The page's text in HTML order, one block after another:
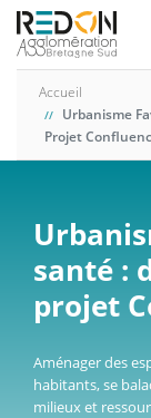
Aller
contenu
Accueil
Urbanisme
Projet
santé :
projet
Aménager des
habitants, se
milieux et